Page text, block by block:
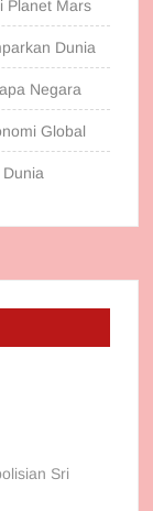
Planet Mars
Dunia
Negara
Global
Sri